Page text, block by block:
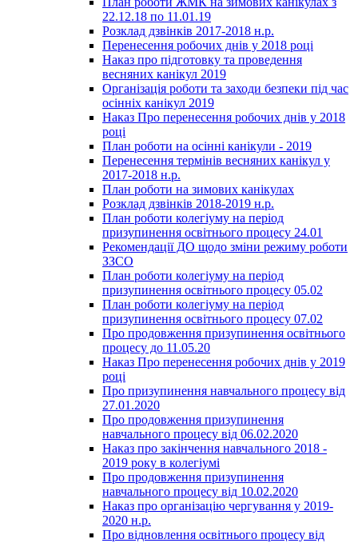
22.12.18 по 11.01.19
Розклад дзвінків 2017-2018 н.р.
Перенесення робочих днів у 2018 році
Наказ про підготовку та проведення
весняних канікул 2019
Організація роботи та заходи безпеки під час
осінніх канікул 2019
Наказ Про перенесення робочих днів у 2018
році
План роботи на осінні канікули - 2019
Перенесення термінів весняних канікул у
2017-2018 н.р.
План роботи на зимових канікулах
Розклад дзвінків 2018-2019 н.р.
План роботи колегіуму на період
призупинення освітнього процесу 24.01
Рекомендації ДО щодо зміни режиму роботи
ЗЗСО
План роботи колегіуму на період
призупинення освітнього процесу 05.02
План роботи колегіуму на період
призупинення освітнього процесу 07.02
Про продовження призупинення освітнього
процесу до 11.05.20
Наказ Про перенесення робочих днів у 2019
році
Про призупинення навчального процесу від
27.01.2020
Про продовження призупинення
навчального процесу від 06.02.2020
Наказ про закінчення навчального 2018 -
2019 року в колегіумі
Про продовження призупинення
навчального процесу від 10.02.2020
Наказ про організацію чергування у 2019-
2020 н.р.
Про відновлення освітнього процесу від